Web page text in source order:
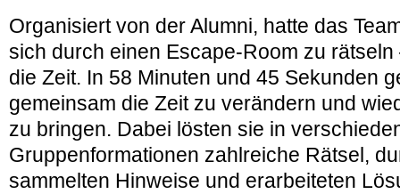
Organisiert von der Alumni, hatte das
sich durch einen Escape-Room zu
die Zeit. In 58 Minuten und 45 Sekunden
gemeinsam die Zeit zu verändern und
zu bringen. Dabei lösten sie in
Gruppenformationen zahlreiche Rätsel,
sammelten Hinweise und erarbeiteten